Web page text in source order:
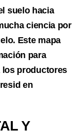
suelo hacia
ciencia por
Este mapa
para
los productores
en
Y